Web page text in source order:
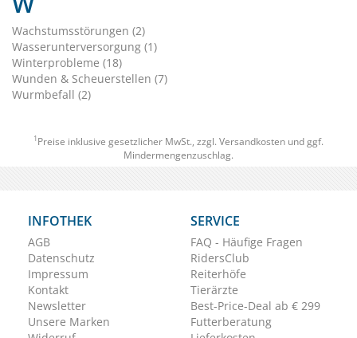
Wachstumsstörungen (2)
Wasserunterversorgung (1)
Winterprobleme (18)
Wunden & Scheuerstellen (7)
Wurmbefall (2)
1 Preise inklusive gesetzlicher MwSt., zzgl. Versandkosten und ggf.
Mindermengenzuschlag.
INFOTHEK
AGB
Datenschutz
Impressum
Kontakt
Newsletter
Unsere Marken
SERVICE
FAQ - Häufige Fragen
RidersClub
Reiterhöfe
Tierärzte
Best-Price-Deal ab € 299
Futterberatung